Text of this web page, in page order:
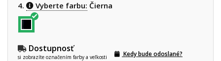
4. Vyberte farbu: Čierna
Dostupnosť
si zobrazíte označením farby a veľkosti Kedy bude odoslané?